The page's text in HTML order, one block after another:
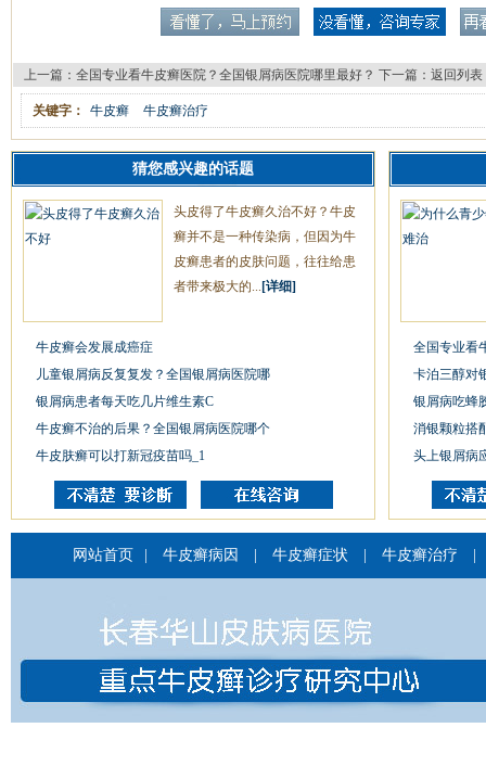
上一篇： 全国专业看牛皮癣医院？全国银屑病医院哪里最好？ 下一篇： 返回列表
关键字： 牛皮癣 牛皮癣治疗
猜您感兴趣的话题
头皮得了牛皮癣久治不好？牛皮
癣并不是一种传染病，但因为牛
皮癣患者的皮肤问题，往往给患
者带来极大的... [详细]
牛皮癣会发展成癌症
儿童银屑病反复复发？全国银屑病医院哪
银屑病患者每天吃几片维生素C
牛皮癣不治的后果？全国银屑病医院哪个
牛皮肤癣可以打新冠疫苗吗_1
全国专业看
卡泊三醇对
银屑病吃蜂
消银颗粒搭
头上银屑病
网站首页 牛皮癣病因 牛皮癣症状 牛皮癣治疗